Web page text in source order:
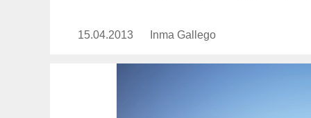
Publicado
15.04.2013 https://www.experimenta.es/
Inma Gallego